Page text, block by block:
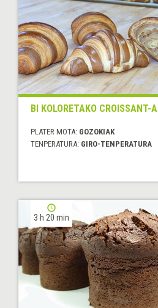
BI KOLORETAKO CROISSANT-A
PLATER MOTA: GOZOKIAK
TENPERATURA: GIRO-TENPERATURA
3 h 20 min